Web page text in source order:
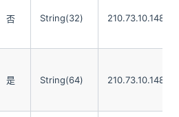
否 String(32) 210.73.10.148
是 String(64) 210.73.10.148